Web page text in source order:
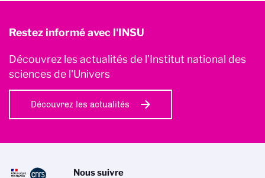
Restez informé avec l'INSU
Découvrez les actualités de l’Institut national des
sciences de l'Univers
Découvrez les actualités
Nous suivre